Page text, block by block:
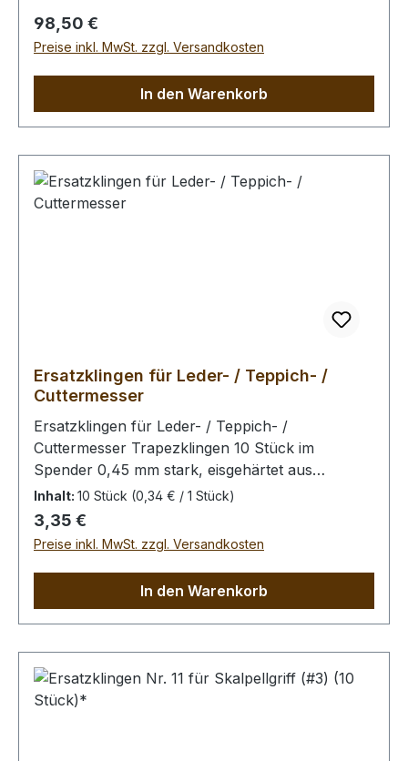
Regulärer Preis:
98,50 €
Preise inkl. MwSt. zzgl. Versandkosten
In den Warenkorb
Ersatzklingen für Leder- / Teppich- /
Cuttermesser
Ersatzklingen für Leder- / Teppich- /
Cuttermesser Trapezklingen 10 Stück im
Spender 0,45 mm stark, eisgehärtet aus
Werkzeugstahl, passend zu unserem Leder- /
Teppich- / Cuttermesser PAR_64/U.
Inhalt: 10 Stück (0,34 € / 1 Stück)
Regulärer Preis:
3,35 €
Preise inkl. MwSt. zzgl. Versandkosten
In den Warenkorb